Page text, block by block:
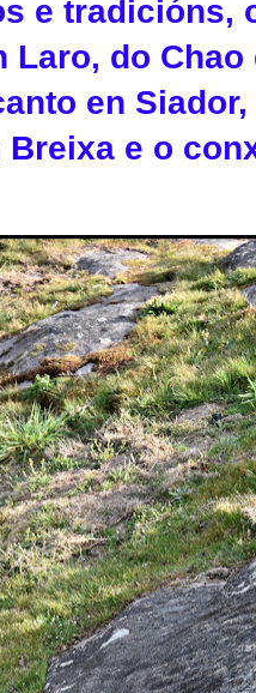
e tradicións,
Laro, do
en
e o